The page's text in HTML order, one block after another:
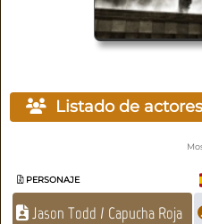
Listado de
PERSONAJE
Jason Todd / Capucha Roja